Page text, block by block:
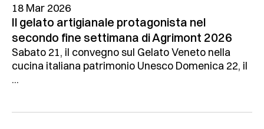
18 Mar 2026
Il gelato artigianale protagonista nel
secondo fine settimana di Agrimont 2026
Sabato 21, il convegno sul Gelato Veneto nella
cucina italiana patrimonio Unesco Domenica 22, il
...